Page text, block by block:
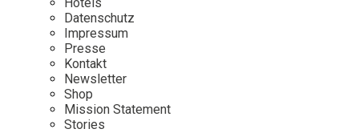
Datenschutz
Impressum
Presse
Kontakt
Newsletter
Shop
Mission Statement
Stories